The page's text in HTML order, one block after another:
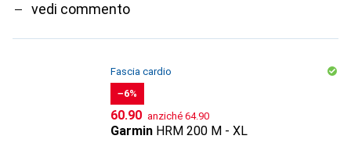
vedi commento
Fascia cardio
−6%
CHF
60.90 anziché CHF
64.90
Garmin HRM 200 M - XL